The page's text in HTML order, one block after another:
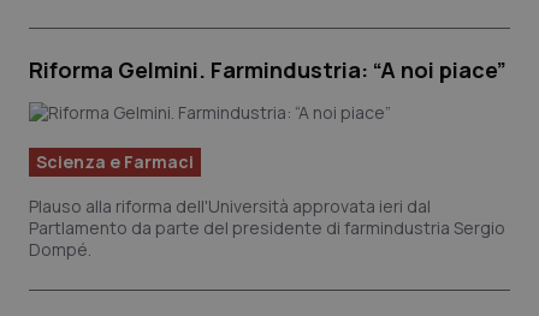
Basilicata
Campania
Emilia-Romagna
Friuli Venezia Giulia
Artrite & artrosi
Car-T
Colesterolo & coronaropatie
Dermatite Atopica
QS Club Newsletter
Riforma Gelmini. Farmindustria: “A noi piace”
Scienza e Farmaci
Plauso alla riforma dell'Università approvata ieri dal
Partlamento da parte del presidente di farmindustria Sergio
Dompé.